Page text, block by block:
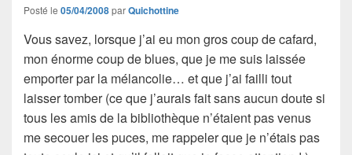
Posté le 05/04/2008parQuichottine
Vous savez, lorsque j’ai eu mon gros coup de cafard,
mon énorme coup de blues, que je me suis laissée
emporter par la mélancolie… et que j’ai failli tout
laisser tomber (ce que j’aurais fait sans aucun doute si
tous les amis de la bibliothèque n’étaient pas venus
me secouer les puces, me rappeler que je n’étais pas